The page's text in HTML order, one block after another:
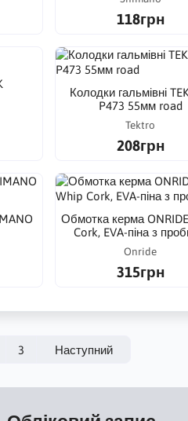
118грн
Колодки гальмівні
P473 55мм road
Tektro
208грн
Обмотка керма
Cork, EVA-піна з
Onride
315грн
3 Наступний